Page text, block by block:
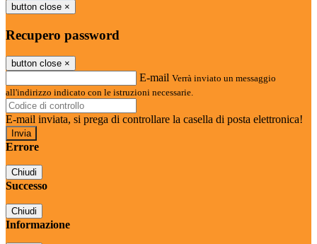
button close ×
Recupero password
button close ×
E-mail Verrà inviato un messaggio
all'indirizzo indicato con le istruzioni necessarie.
E-mail inviata, si prega di controllare la casella di posta elettronica!
Errore
Chiudi
Successo
Chiudi
Informazione